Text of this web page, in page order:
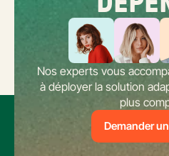
Nos experts vous
à déployer la solution
plus
Demander